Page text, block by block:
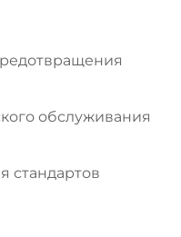
обслуживания
стандартов